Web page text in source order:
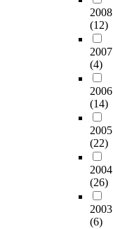
2008
(12)
2007
(4)
2006
(14)
2005
(22)
2004
(26)
2003
(6)